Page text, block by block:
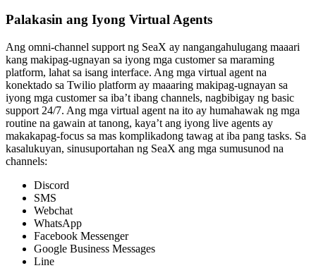
Palakasin ang Iyong Virtual Agents
Ang omni-channel support ng SeaX ay nangangahulugang maaari
kang makipag-ugnayan sa iyong mga customer sa maraming
platform, lahat sa isang interface. Ang mga virtual agent na
konektado sa Twilio platform ay maaaring makipag-ugnayan sa
iyong mga customer sa iba’t ibang channels, nagbibigay ng basic
support 24/7. Ang mga virtual agent na ito ay humahawak ng mga
routine na gawain at tanong, kaya’t ang iyong live agents ay
makakapag-focus sa mas komplikadong tawag at iba pang tasks. Sa
kasalukuyan, sinusuportahan ng SeaX ang mga sumusunod na
channels:
Discord
SMS
Webchat
WhatsApp
Facebook Messenger
Google Business Messages
Line